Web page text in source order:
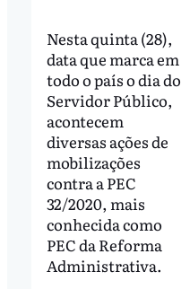
Nesta quinta (28),
data que marca em
todo o país o dia do
Servidor Público,
acontecem
diversas ações de
mobilizações
contra a PEC
32/2020, mais
conhecida como
PEC da Reforma
Administrativa.